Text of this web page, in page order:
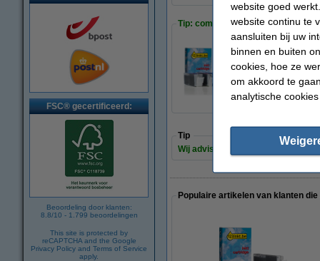
FSC® gecertificeerd:
Beoordeling door klanten:
8.8/10 - 1.799 beoordelingen
This site is protected by
reCAPTCHA and the Google
Privacy Policy and Terms of Service
apply.
Tip: complete set bestellen
Canon PGI-
Tip
Wij adviseren u om deze cartridge
Populaire artikelen van klanten
website goed
website continu te
aansluiten bij uw
binnen en buiten
cookies, hoe ze
om akkoord te
analytische